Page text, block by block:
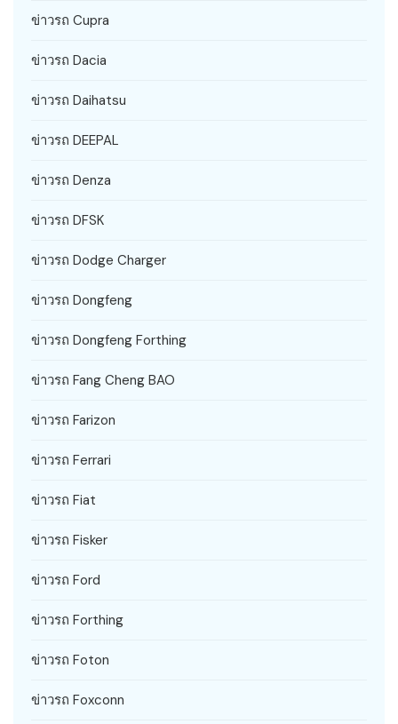
ข่าวรถ Cupra
ข่าวรถ Dacia
ข่าวรถ Daihatsu
ข่าวรถ DEEPAL
ข่าวรถ Denza
ข่าวรถ DFSK
ข่าวรถ Dodge Charger
ข่าวรถ Dongfeng
ข่าวรถ Dongfeng Forthing
ข่าวรถ Fang Cheng BAO
ข่าวรถ Farizon
ข่าวรถ Ferrari
ข่าวรถ Fiat
ข่าวรถ Fisker
ข่าวรถ Ford
ข่าวรถ Forthing
ข่าวรถ Foton
ข่าวรถ Foxconn